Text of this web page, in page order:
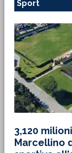
Sport
3,120
Marcellino